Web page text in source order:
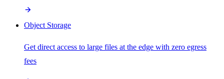
Object Storage
Get direct access to large files at the edge with zero egress
fees